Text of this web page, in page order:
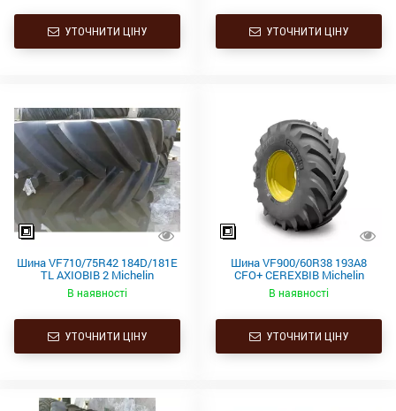
УТОЧНИТИ ЦІНУ УТОЧНИТИ ЦІНУ
Шина VF710/75R42 184D/181E
TL AXIOBIB 2 Michelin
В наявності
УТОЧНИТИ ЦІНУ
Шина VF900/60R38 193A8
CFO+ CEREXBIB Michelin
В наявності
УТОЧНИТИ ЦІНУ